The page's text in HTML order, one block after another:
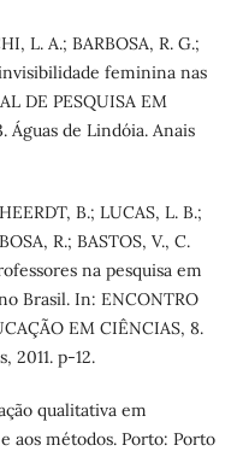
L. A.; BARBOSA, R. G.;
feminina nas
DE PESQUISA EM
Águas de Lindóia. Anais
B.; LUCAS, L. B.;
R.; BASTOS, V., C.
na pesquisa em
Brasil. In: ENCONTRO
EM CIÊNCIAS, 8.
2011. p-12.
qualitativa em
aos métodos. Porto: Porto